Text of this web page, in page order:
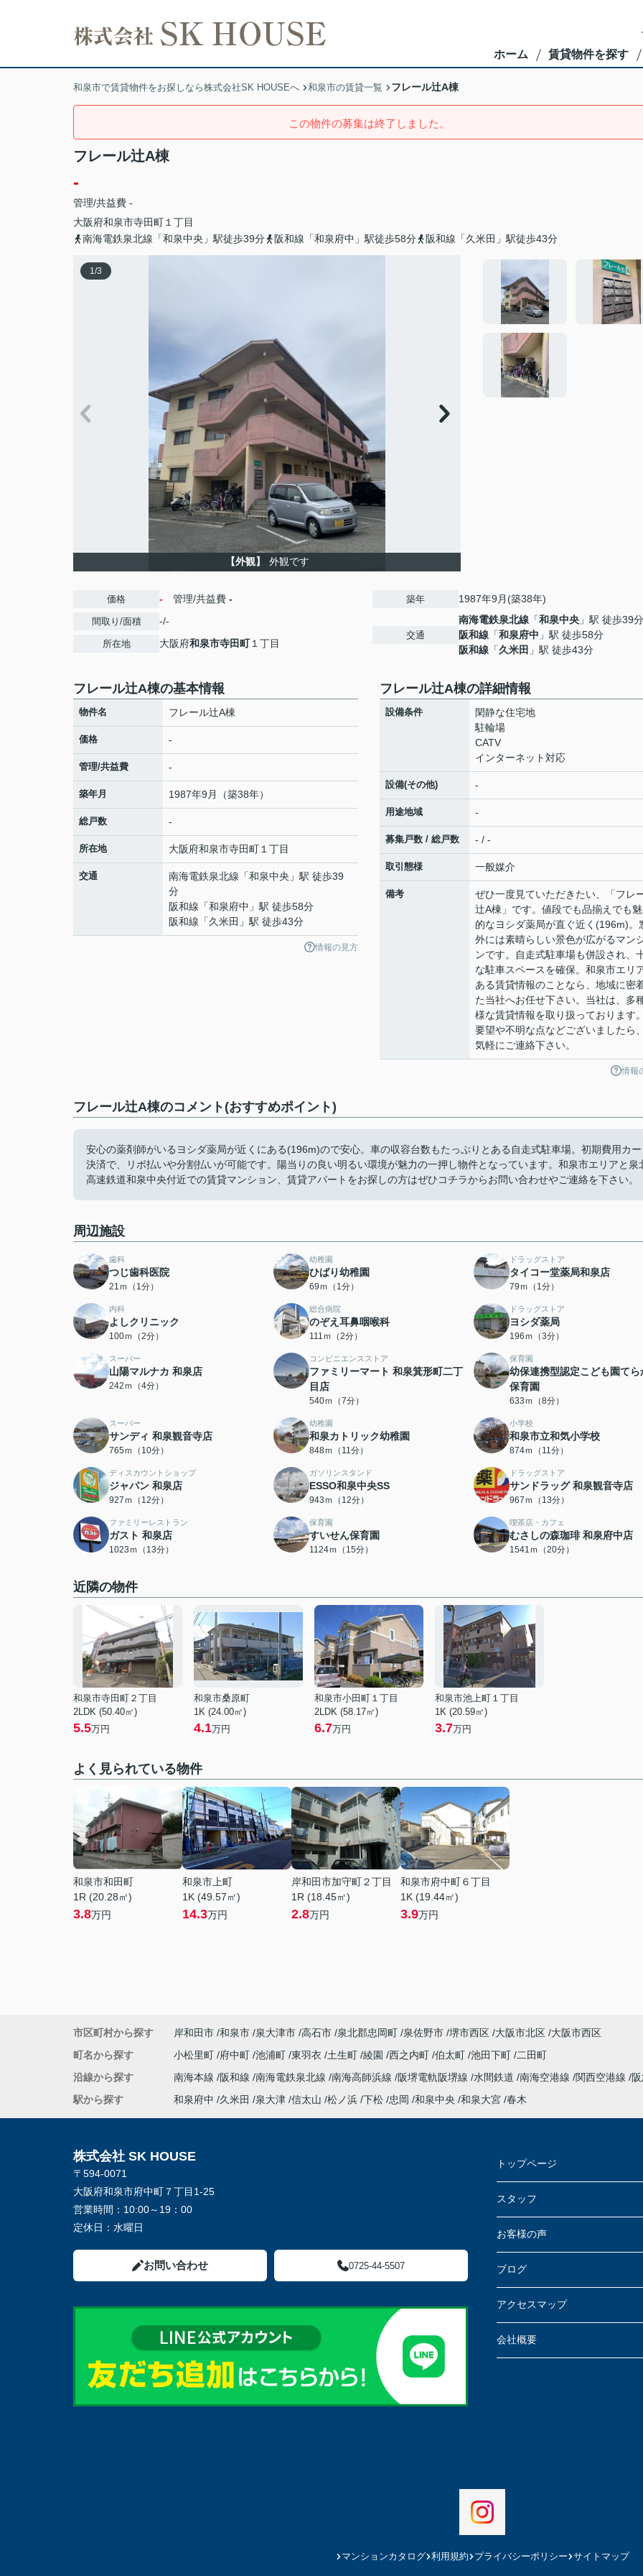
ホーム 賃貸物件を探す
和泉市で賃貸物件をお探しなら株式会社SK HOUSEへ 和泉市の賃貸一覧 フレール辻A棟
この物件の募集は終了しました。
フレール辻A棟
-
管理/共益費 -
大阪府和泉市寺田町 １丁目
南海電鉄泉北線「和泉中央」駅徒歩39分
阪和線「和泉府中」駅徒歩58分 阪和線「久米田」駅徒歩43分
1/3
【外観】 外観です
価格 - 管理/共益費 -
間取り/面積 -/-
所在地 大阪府和泉市寺田町１丁目
築年 1987年9月(築38年)
交通
南海電鉄泉北線 「和泉中央 」駅 徒歩39分
阪和線 「和泉府中 」駅 徒歩58分
阪和線 「久米田 」駅 徒歩43分
フレール辻A棟の基本情報
物件名 フレール辻A棟
価格 -
管理/共益費 -
築年月 1987年9月（築38年）
総戸数 -
所在地 大阪府和泉市寺田町 １丁目
交通 南海電鉄泉北線 「和泉中央 」駅 徒歩39
分
阪和線 「和泉府中 」駅 徒歩58分
阪和線 「久米田 」駅 徒歩43分
情報の見方
フレール辻A棟の詳細情報
設備条件
閑静な住宅地
駐輪場
CATV
インターネット対応
設備(その他) -
用途地域 -
募集戸数 / 総戸数 - / -
取引態様 一般媒介
備考
ぜひ一度見ていただきたい、「フレ
辻A棟」です。値段でも品揃えでも
的なヨシダ薬局が直ぐ近く(196m)。
外には素晴らしい景色が広がるマン
ンです。自走式駐車場も併設され、
な駐車スペースを確保。和泉市エリ
ある賃貸情報のことなら、地域に密
た当社へお任せ下さい。当社は、多
様な賃貸情報を取り扱っております
要望や不明な点などございましたら
気軽にご連絡下さい。
情報
フレール辻A棟のコメント(おすすめポイント)
安心の薬剤師がいるヨシダ薬局が近くにある(196m)ので安心。車の収容台数もたっぷりとある自走式駐車場。初期費用カ
決済で、リボ払いや分割払いが可能です。陽当りの良い明るい環境が魅力の一押し物件となっています。和泉市エリアと泉
高速鉄道和泉中央付近での賃貸マンション、賃貸アパートをお探しの方はぜひコチラからお問い合わせやご連絡を下さい。
周辺施設
歯科
つじ歯科医院
21ｍ（1分）
幼稚園
ひばり幼稚園
69ｍ（1分）
ドラッグストア
タイコー堂薬局和泉店
79ｍ（1分）
内科
よしクリニック
100ｍ（2分）
総合病院
のぞえ耳鼻咽喉科
111ｍ（2分）
ドラッグストア
ヨシダ薬局
196ｍ（3分）
スーパー
山陽マルナカ 和泉店
242ｍ（4分）
コンビニエンスストア
ファミリーマート 和泉箕形町二丁
目店
540ｍ（7分）
保育園
幼保連携型認定こども園てら
保育園
633ｍ（8分）
スーパー
サンディ 和泉観音寺店
765ｍ（10分）
幼稚園
和泉カトリック幼稚園
848ｍ（11分）
小学校
和泉市立和気小学校
874ｍ（11分）
ディスカウントショップ
ジャパン 和泉店
927ｍ（12分）
ガソリンスタンド
ESSO和泉中央SS
943ｍ（12分）
ドラッグストア
サンドラッグ 和泉観音寺店
967ｍ（13分）
ファミリーレストラン
ガスト 和泉店
1023ｍ（13分）
保育園
すいせん保育園
1124ｍ（15分）
喫茶店・カフェ
むさしの森珈琲 和泉府中店
1541ｍ（20分）
近隣の物件
和泉市寺田町２丁目
2LDK (50.40㎡)
5.5万円
和泉市桑原町
1K (24.00㎡)
4.1万円
和泉市小田町１丁目
2LDK (58.17㎡)
6.7万円
和泉市池上町１丁目
1K (20.59㎡)
3.7万円
よく見られている物件
和泉市和田町
1R (20.28㎡)
3.8万円
和泉市上町
1K (49.57㎡)
14.3万円
岸和田市加守町２丁目
1R (18.45㎡)
2.8万円
和泉市府中町６丁目
1K (19.44㎡)
3.9万円
市区町村から探す 岸和田市 和泉市 泉大津市 高石市 泉北郡忠岡町 泉佐野市 堺市西区 大阪市北区 大阪市西区
町名から探す
小松里町 府中町 池浦町 東羽衣 土生町 綾園 西之内町 伯太町 池田下町
二田町
沿線から探す
南海本線 阪和線 南海電鉄泉北線 南海高師浜線 阪堺電軌阪堺線 水間鉄道 南海空港線 関西空港線
駅から探す
和泉府中 久米田 泉大津 信太山 松ノ浜 下松 忠岡 和泉中央 和泉大宮 春木
株式会社 SK HOUSE
〒594-0071
大阪府和泉市府中町７丁目1-25
営業時間： 10:00～19：00
定休日： 水曜日
お問い合わせ 0725-44-5507
トップページ
スタッフ
お客様の声
ブログ
アクセスマップ
会社概要
マンションカタログ 利用規約 プライバシーポリシー サイトマップ